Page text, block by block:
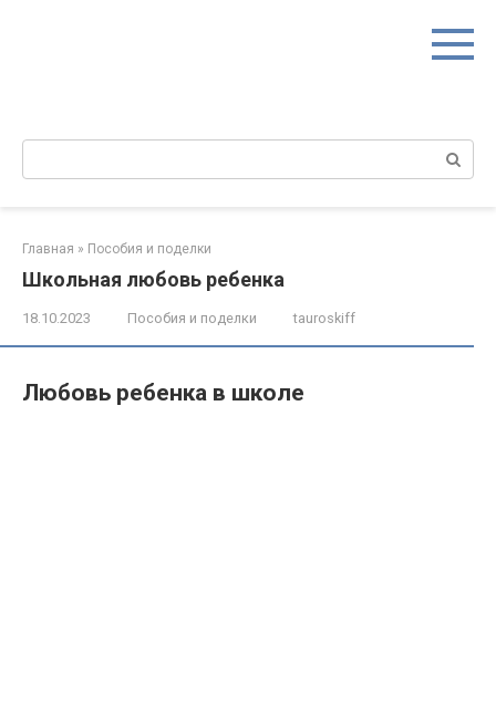
Поиск:
Главная » Пособия и поделки
Школьная любовь ребенка
18.10.2023 Пособия и поделки tauroskiff
Любовь ребенка в школе